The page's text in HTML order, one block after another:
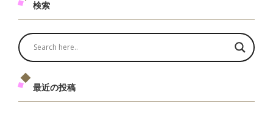
検索
最近の投稿